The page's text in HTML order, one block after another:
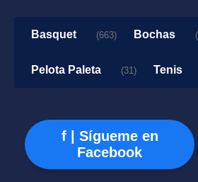
Basquet (663) Bochas
Pelota Paleta (31) Tenis
f | Sígueme en
Facebook